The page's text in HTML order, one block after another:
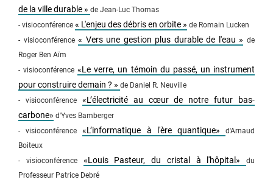
de la ville durable » de Jean-Luc Thomas
- visioconférence « L'enjeu des débris en orbite » de Romain Lucken
- visioconférence« Vers une gestion plus durable de l'eau » de
Roger Ben Aïm
- visioconférence«Le verre, un témoin du passé, un instrument
pour construire demain ? » de Daniel R. Neuville
- visioconférence «L’électricité au cœur de notre futur bas-
carbone» d'Yves Bamberger
- visioconférence«L’informatique à l'ère quantique»d'Arnaud
Boiteux
- visioconférence «Louis Pasteur, du cristal à l'hôpital» du
Professeur Patrice Debré